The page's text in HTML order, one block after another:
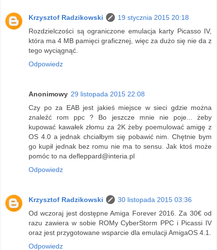
Krzysztof Radzikowski
19 stycznia 2015 20:18
Rozdzielczości są ograniczone emulacja karty Picasso IV,
która ma 4 MB pamięci graficznej, więc za dużo się nie da z
tego wyciągnąć.
Odpowiedz
Anonimowy 29 listopada 2015 22:08
Czy po za EAB jest jakieś miejsce w sieci gdzie można
znaleźć rom ppc ? Bo jeszcze mnie nie poje... żeby
kupować kawałek złomu za 2K żeby poemulować amigę z
OS 4.0 a jednak chciałbym się pobawić nim. Chętnie bym
go kupił jednak bez romu nie ma to sensu. Jak ktoś może
pomóc to na defleppard@interia.pl
Odpowiedz
Krzysztof Radzikowski
30 listopada 2015 03:36
Od wczoraj jest dostępne Amiga Forever 2016. Za 30€ od
razu zawiera w sobie ROMy CyberStorm PPC i Picassi IV
oraz jest przygotowane wsparcie dla emulacji AmigaOS 4.1.
Odpowiedz